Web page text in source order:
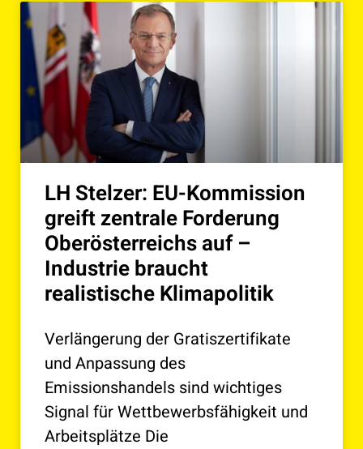
LH Stelzer: EU-Kommission
greift zentrale Forderung
Oberösterreichs auf –
Industrie braucht
realistische Klimapolitik
Verlängerung der Gratiszertifikate
und Anpassung des
Emissionshandels sind wichtiges
Signal für Wettbewerbsfähigkeit und
Arbeitsplätze Die